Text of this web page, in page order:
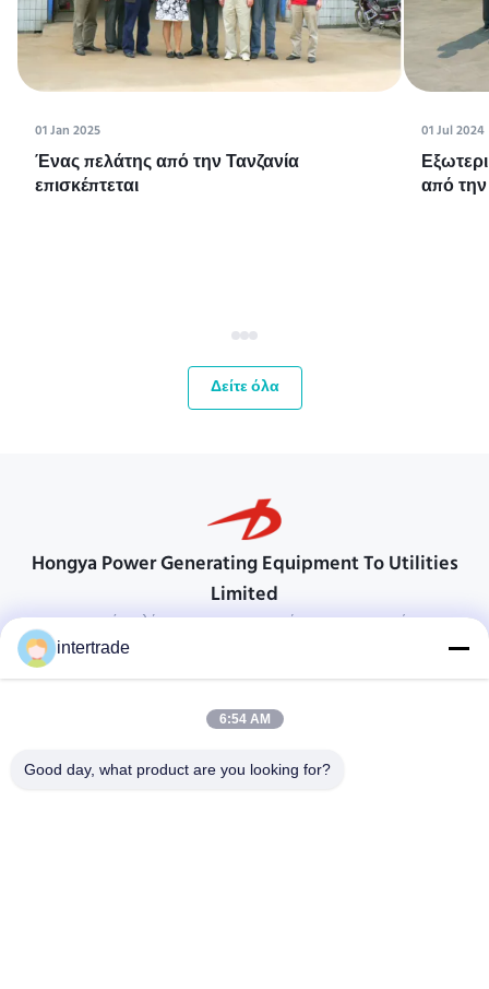
01 Jan 2025
Ένας πελάτης από την Τανζανία
επισκέπτεται
01 Jul 2024
από
Δείτε όλα
Hongya Power Generating Equipment To Utilities
Limited
προσαρμοσμένες λύσεις για να ανταποκρίνονται στις απαιτήσεις των
Χωριό Anxi, πόλη Yuping, νομός Hongya, Κίνα
86-28-37561966-8:00
intertrade
6:54 AM
Good day, what product are you looking for?